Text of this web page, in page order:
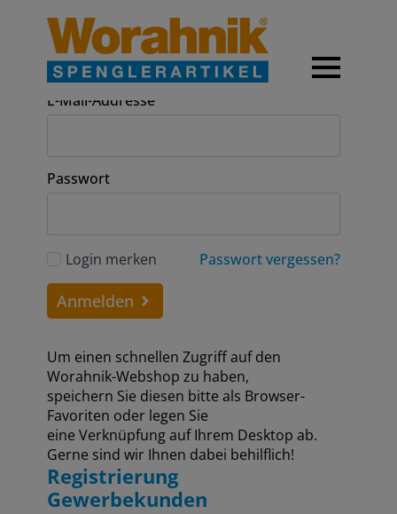
Anmeldung
E-Mail-Addresse
Passwort
Login merken Passwort vergessen?
Anmelden
Um einen schnellen Zugriff auf den
Worahnik-Webshop zu haben,
speichern Sie diesen bitte als Browser-
Favoriten oder legen Sie
eine Verknüpfung auf Ihrem Desktop ab.
Gerne sind wir Ihnen dabei behilflich!
Registrierung
Gewerbekunden